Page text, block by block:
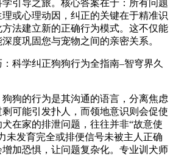
引导之旅。核心答案在于：所有问题
或心理动因，纠正的关键在于精准识
法建立新的正确行为模式。这不仅能
度巩固您与宠物之间的亲密关系。
狗的行为是其沟通的语言，分离焦虑
可能引发扑人，而领地意识则会促使
在家的排泄问题，往往并非“故意使
未发育完全或排便信号未被主人正确
加恐惧，让问题复杂化。专业训犬师